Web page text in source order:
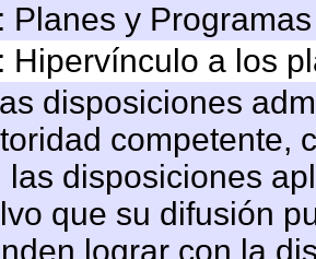
Planes y
Hipervínculo a los
disposiciones
competente,
las disposiciones
que su difusión
lograr con la